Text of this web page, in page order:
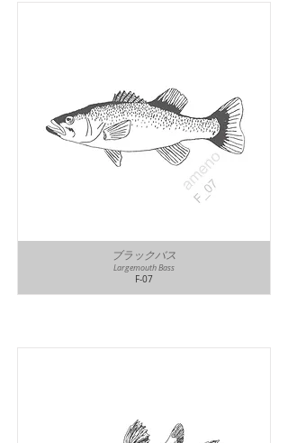
ブラックバス
F-07
Largemouth Bass